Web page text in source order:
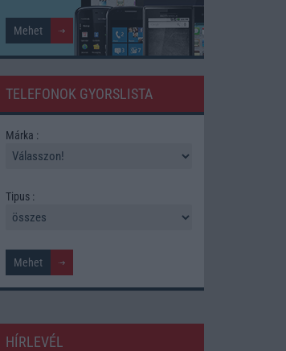
TELEFONOK GYORSLISTA
Márka :
Tipus :
HÍRLEVÉL